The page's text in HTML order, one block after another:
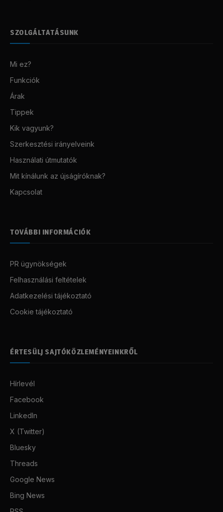
SZOLGÁLTATÁSUNK
Mi ez?
Funkciók
Árak
Tippek
Kik vagyunk?
Szerkesztési irányelveink
Használati útmutatók
Mit kínálunk az újságíróknak?
Kapcsolat
TOVÁBBI INFORMÁCIÓK
PR ügynökségek
Felhasználási feltételek
Adatkezelési tájékoztató
Cookie tájékoztató
ÉRTESÜLJ SAJTÓKÖZLEMÉNYEINKRŐL
Hírlevél
Facebook
LinkedIn
X (Twitter)
Bluesky
Threads
Google News
Bing News